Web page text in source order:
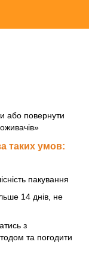
або повернути
таких умов:
пакування
14 днів, не
з
та погодити